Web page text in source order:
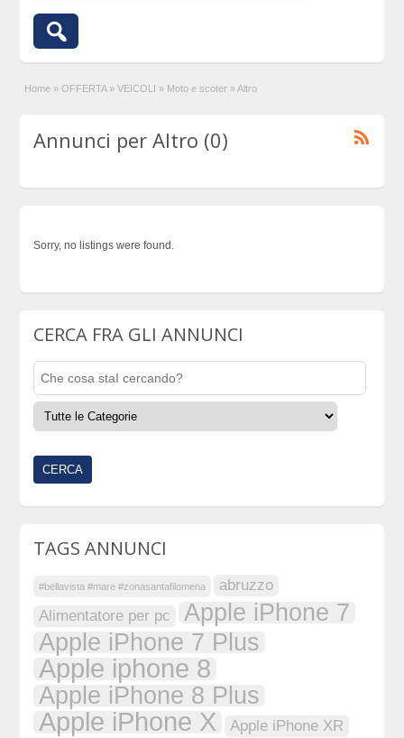
Home » OFFERTA » VEICOLI » Moto e scoter » Altro
Annunci per Altro (0)
Sorry, no listings were found.
CERCA FRA GLI ANNUNCI
TAGS ANNUNCI
#bellavista #mare #zonasantafilomena
abruzzo
Alimentatore per pc
Apple iPhone 7
Apple iPhone 7 Plus
Apple iphone 8
Apple iPhone 8 Plus
Apple iPhone X
Apple iPhone XR